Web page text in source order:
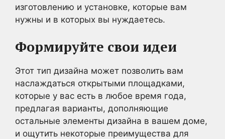
изготовлению и установке, которые вам
нужны и в которых вы нуждаетесь.
Формируйте свои идеи
Этот тип дизайна может позволить вам
наслаждаться открытыми площадками,
которые у вас есть в любое время года,
предлагая варианты, дополняющие
остальные элементы дизайна в вашем доме,
и ощутить некоторые преимущества для